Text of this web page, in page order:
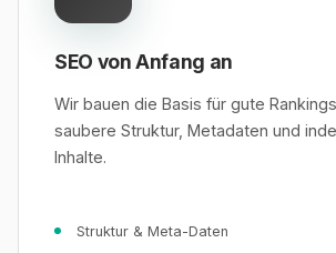
SEO von Anfang an
Wir bauen die Basis für gute
saubere Struktur, Metadaten und
Inhalte.
Struktur & Meta-Daten